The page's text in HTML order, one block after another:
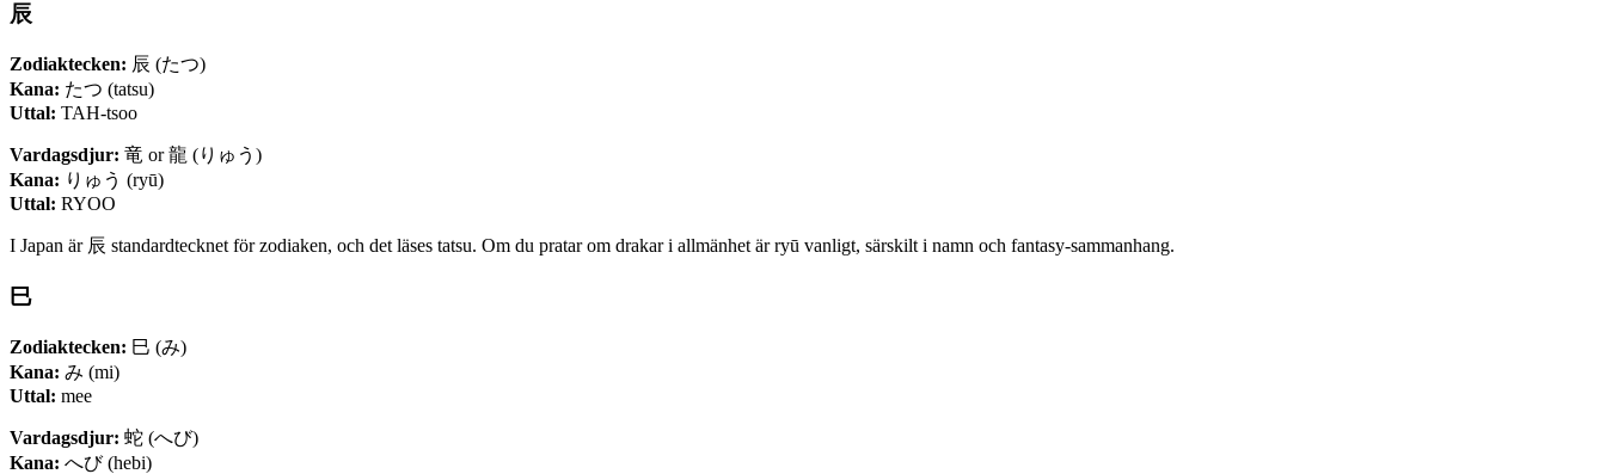
辰
Zodiaktecken: 辰 (たつ)
Kana: たつ (tatsu)
Uttal: TAH-tsoo
Vardagsdjur: 竜 or 龍 (りゅう)
Kana: りゅう (ryū)
Uttal: RYOO
I Japan är 辰 standardtecknet för zodiaken, och det läses tatsu. Om du pratar om drakar i allmänhet är ryū vanligt, särskilt i namn och fantasy-sammanhang.
巳
Zodiaktecken: 巳 (み)
Kana: み (mi)
Uttal: mee
Vardagsdjur: 蛇 (へび)
Kana: へび (hebi)